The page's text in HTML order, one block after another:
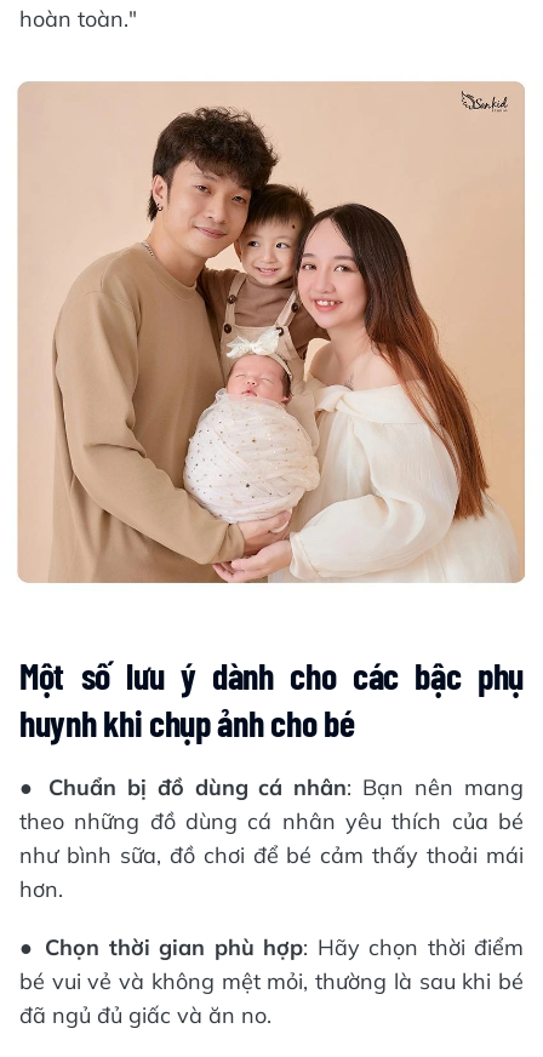
hoàn toàn."
Một số lưu ý dành cho các bậc phụ
huynh khi chụp ảnh cho bé
● Chuẩn bị đồ dùng cá nhân: Bạn nên mang
theo những đồ dùng cá nhân yêu thích của bé
như bình sữa, đồ chơi để bé cảm thấy thoải mái
hơn.
● Chọn thời gian phù hợp: Hãy chọn thời điểm
bé vui vẻ và không mệt mỏi, thường là sau khi bé
đã ngủ đủ giấc và ăn no.